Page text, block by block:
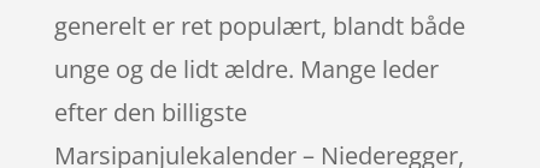
generelt er ret populært, blandt både
unge og de lidt ældre. Mange leder
efter den billigste
Marsipanjulekalender – Niederegger,